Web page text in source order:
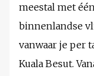
meestal met
binnenlandse
vanwaar je per
Kuala Besut.